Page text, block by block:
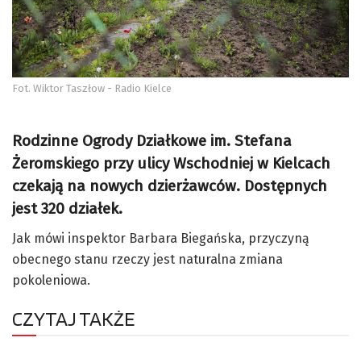
Fot. Wiktor Taszłow - Radio Kielce
Rodzinne Ogrody Działkowe im. Stefana
Żeromskiego przy ulicy Wschodniej w Kielcach
czekają na nowych dzierżawców. Dostępnych
jest 320 działek.
Jak mówi inspektor Barbara Biegańska, przyczyną
obecnego stanu rzeczy jest naturalna zmiana
pokoleniowa.
CZYTAJ TAKŻE